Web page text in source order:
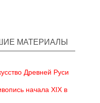
МАТЕРИАЛЫ
Древней Руси
начала XIX в